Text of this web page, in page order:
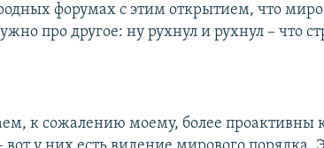
форумах с этим открытием, что
про другое: ну рухнул и рухнул – что
к сожалению моему, более проактивны